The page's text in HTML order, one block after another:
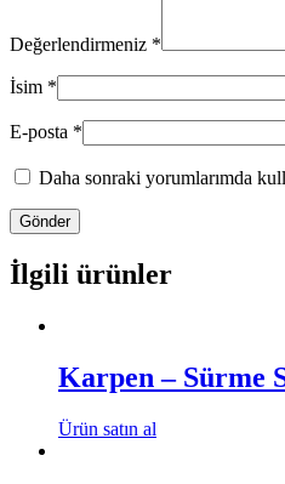
Değerlendirmeniz *
İsim *
E-posta *
Daha sonraki yorumlarımda
İlgili ürünler
Karpen – Sürme
Ürün satın al